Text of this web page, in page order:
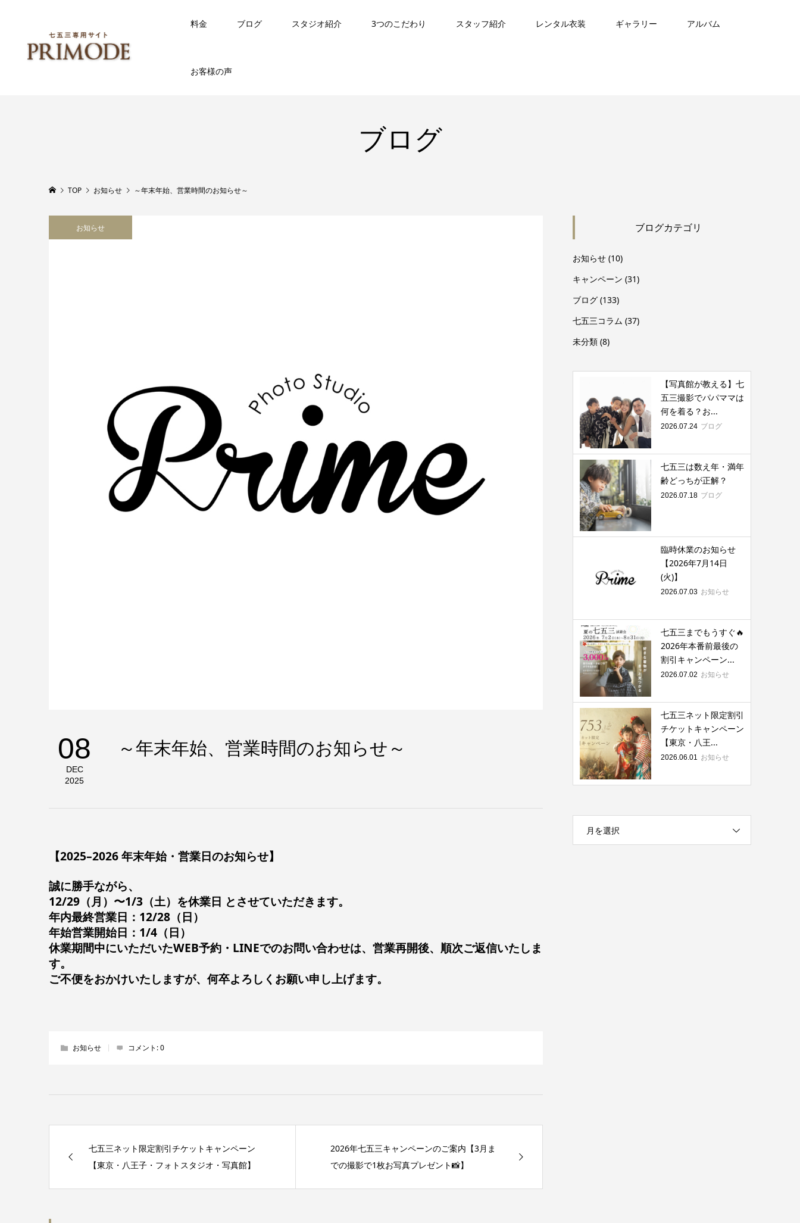
料金 ブログ スタジオ紹介 3つのこだわり スタッフ紹介 レンタル衣装 ギャラリー アルバム
お客様の声
ブログ
TOP お知らせ ～年末年始、営業時間のお知らせ～
お知らせ
08
DEC
2025
～年末年始、営業時間のお知らせ～
【2025–2026 年末年始・営業日のお知らせ】
誠に勝手ながら、
12/29（月）〜1/3（土）を休業日 とさせていただきます。
年内最終営業日： 12/28（日）
年始営業開始日： 1/4（日）
休業期間中にいただいたWEB予約・LINEでのお問い合わせは、営業再開後、順次ご返信いたしま
す。
ご不便をおかけいたしますが、何卒よろしくお願い申し上げます。
お知らせ コメント:0
七五三ネット限定割引チケットキャンペーン
【東京・八王子・フォトスタジオ・写真館】
2026年七五三キャンペーンのご案内【3月ま
での撮影で1枚お写真プレゼント📸】
ブログカテゴリ
お知らせ (10)
キャンペーン (31)
ブログ (133)
七五三コラム (37)
未分類 (8)
【写真館が教える】七
五三撮影でパパママは
何を着る？お...
2026.07.24 ブログ
七五三は数え年・満年
齢どっちが正解？
2026.07.18 ブログ
臨時休業のお知らせ
【2026年7月14日
(火)】
2026.07.03 お知らせ
七五三までもうすぐ🔥
2026年本番前最後の
割引キャンペーン...
2026.07.02 お知らせ
七五三ネット限定割引
チケットキャンペーン
【東京・八王...
2026.06.01 お知らせ
月を選択